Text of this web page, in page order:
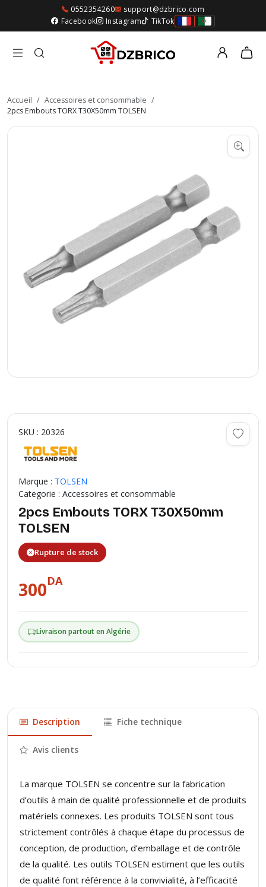
0552354260
support@dzbrico.com
Facebook
Instagram TikTok
Accueil / Accessoires et consommable /
2pcs Embouts TORX T30X50mm TOLSEN
SKU : 20326
Marque : TOLSEN
Categorie : Accessoires et consommable
2pcs Embouts TORX T30X50mm
TOLSEN
Rupture de stock
300DA
Livraison partout en Algérie
Description Fiche technique
Avis clients
La marque TOLSEN se concentre sur la fabrication
d’outils à main de qualité professionnelle et de produits
matériels connexes. Les produits TOLSEN sont tous
strictement contrôlés à chaque étape du processus de
conception, de production, d’emballage et de contrôle
de la qualité. Les outils TOLSEN estiment que les outils
de qualité font référence à la convivialité, à l’efficacité